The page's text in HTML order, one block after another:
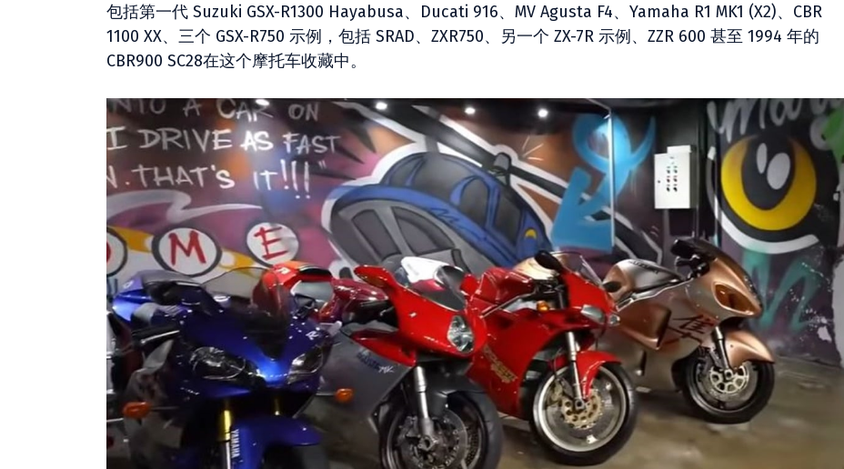
包括第一代 Suzuki GSX-R1300 Hayabusa、Ducati 916、MV Agusta F4、Yamaha R1 MK1 (X2)、CBR
1100 XX、三个 GSX-R750 示例，包括 SRAD、ZXR750、另一个 ZX-7R 示例、ZZR 600 甚至 1994 年的
CBR900 SC28在这个摩托车收藏中。